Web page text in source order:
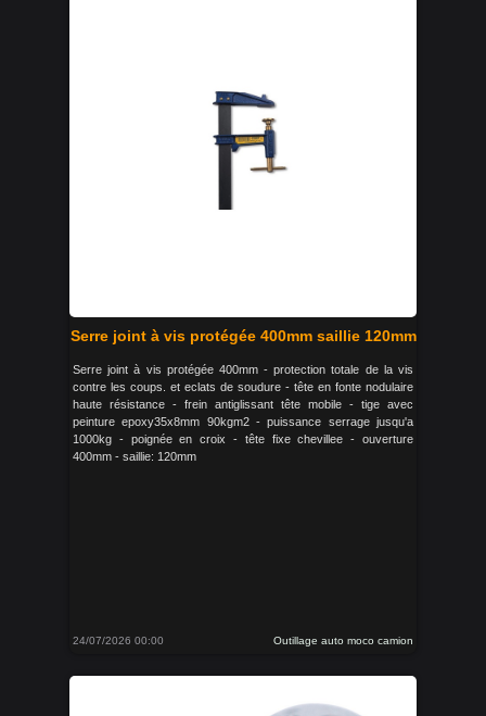
Serre joint à vis protégée 400mm saillie 120mm
Serre joint à vis protégée 400mm - protection totale de la vis
contre les coups. et eclats de soudure - tête en fonte nodulaire
haute résistance - frein antiglissant tête mobile - tige avec
peinture epoxy35x8mm 90kgm2 - puissance serrage jusqu'a
1000kg - poignée en croix - tête fixe chevillee - ouverture
400mm - saillie: 120mm
24/07/2026 00:00 Outillage auto moco camion